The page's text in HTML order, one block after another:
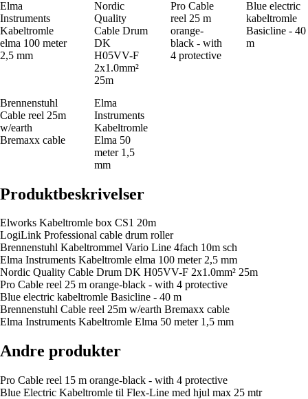
Elma
Instruments
Kabeltromle
elma 100 meter
2,5 mm
Nordic
Quality
Cable Drum
DK
H05VV-F
2x1.0mm²
25m
Pro Cable
reel 25 m
orange-
black - with
4 protective
Blue electric
kabeltromle
Basicline - 40
m
Brennenstuhl
Cable reel 25m
w/earth
Bremaxx cable
Elma
Instruments
Kabeltromle
Elma 50
meter 1,5
mm
Produktbeskrivelser
Elworks Kabeltromle box CS1 20m
LogiLink Professional cable drum roller
Brennenstuhl Kabeltrommel Vario Line 4fach 10m sch
Elma Instruments Kabeltromle elma 100 meter 2,5 mm
Nordic Quality Cable Drum DK H05VV-F 2x1.0mm² 25m
Pro Cable reel 25 m orange-black - with 4 protective
Blue electric kabeltromle Basicline - 40 m
Brennenstuhl Cable reel 25m w/earth Bremaxx cable
Elma Instruments Kabeltromle Elma 50 meter 1,5 mm
Andre produkter
Pro Cable reel 15 m orange-black - with 4 protective
Blue Electric Kabeltromle til Flex-Line med hjul max 25 mtr